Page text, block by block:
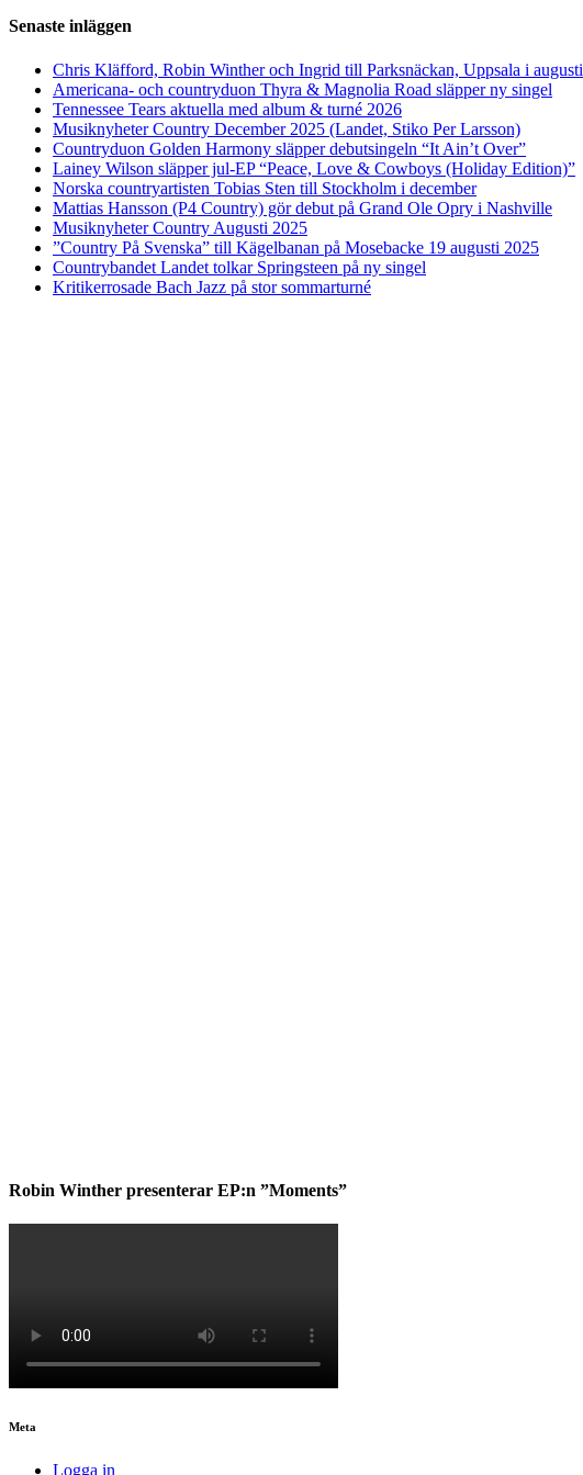
Senaste inläggen
Chris Kläfford, Robin Winther och Ingrid till Parksnäckan, Uppsala i augusti
Americana- och countryduon Thyra & Magnolia Road släpper ny singel
Tennessee Tears aktuella med album & turné 2026
Musiknyheter Country December 2025 (Landet, Stiko Per Larsson)
Countryduon Golden Harmony släpper debutsingeln “It Ain’t Over”
Lainey Wilson släpper jul-EP “Peace, Love & Cowboys (Holiday Edition)”
Norska countryartisten Tobias Sten till Stockholm i december
Mattias Hansson (P4 Country) gör debut på Grand Ole Opry i Nashville
Musiknyheter Country Augusti 2025
”Country På Svenska” till Kägelbanan på Mosebacke 19 augusti 2025
Countrybandet Landet tolkar Springsteen på ny singel
Kritikerrosade Bach Jazz på stor sommarturné
Robin Winther presenterar EP:n ”Moments”
Meta
Logga in